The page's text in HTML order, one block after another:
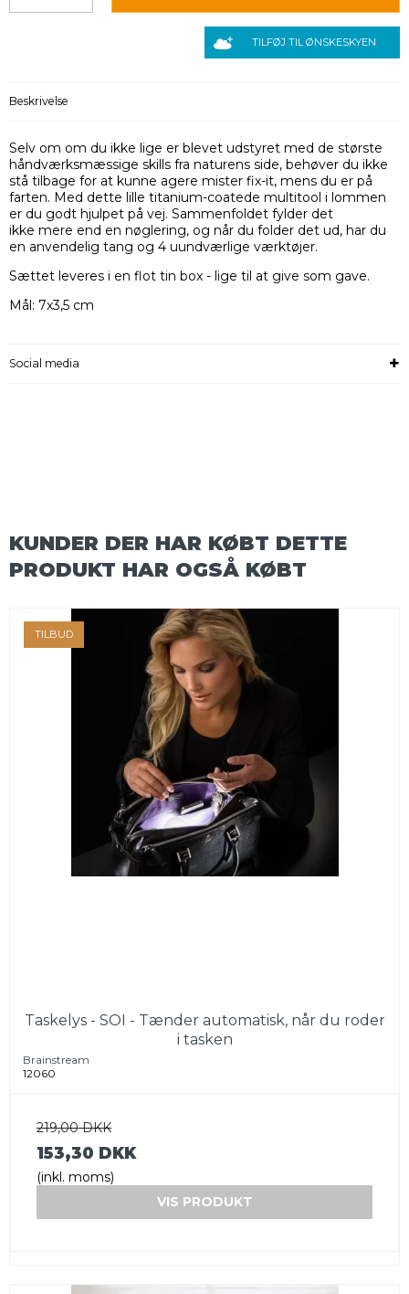
TILFØJ TIL ØNSKESKYEN
Beskrivelse
Selv om om du ikke lige er blevet udstyret med de største
håndværksmæssige skills fra naturens side, behøver du ikke
stå tilbage for at kunne agere mister fix-it, mens du er på
farten. Med dette lille titanium-coatede multitool i lommen
er du godt hjulpet på vej. Sammenfoldet fylder det
ikke mere end en nøglering, og når du folder det ud, har du
en anvendelig tang og 4 uundværlige værktøjer.
Sættet leveres i en flot tin box - lige til at give som gave.
Mål: 7x3,5 cm
Social media
KUNDER DER HAR KØBT DETTE
PRODUKT HAR OGSÅ KØBT
TILBUD
Taskelys - SOI - Tænder automatisk, når du roder
i tasken
Brainstream
12060
219,00 DKK
153,30 DKK
(inkl. moms)
VIS PRODUKT